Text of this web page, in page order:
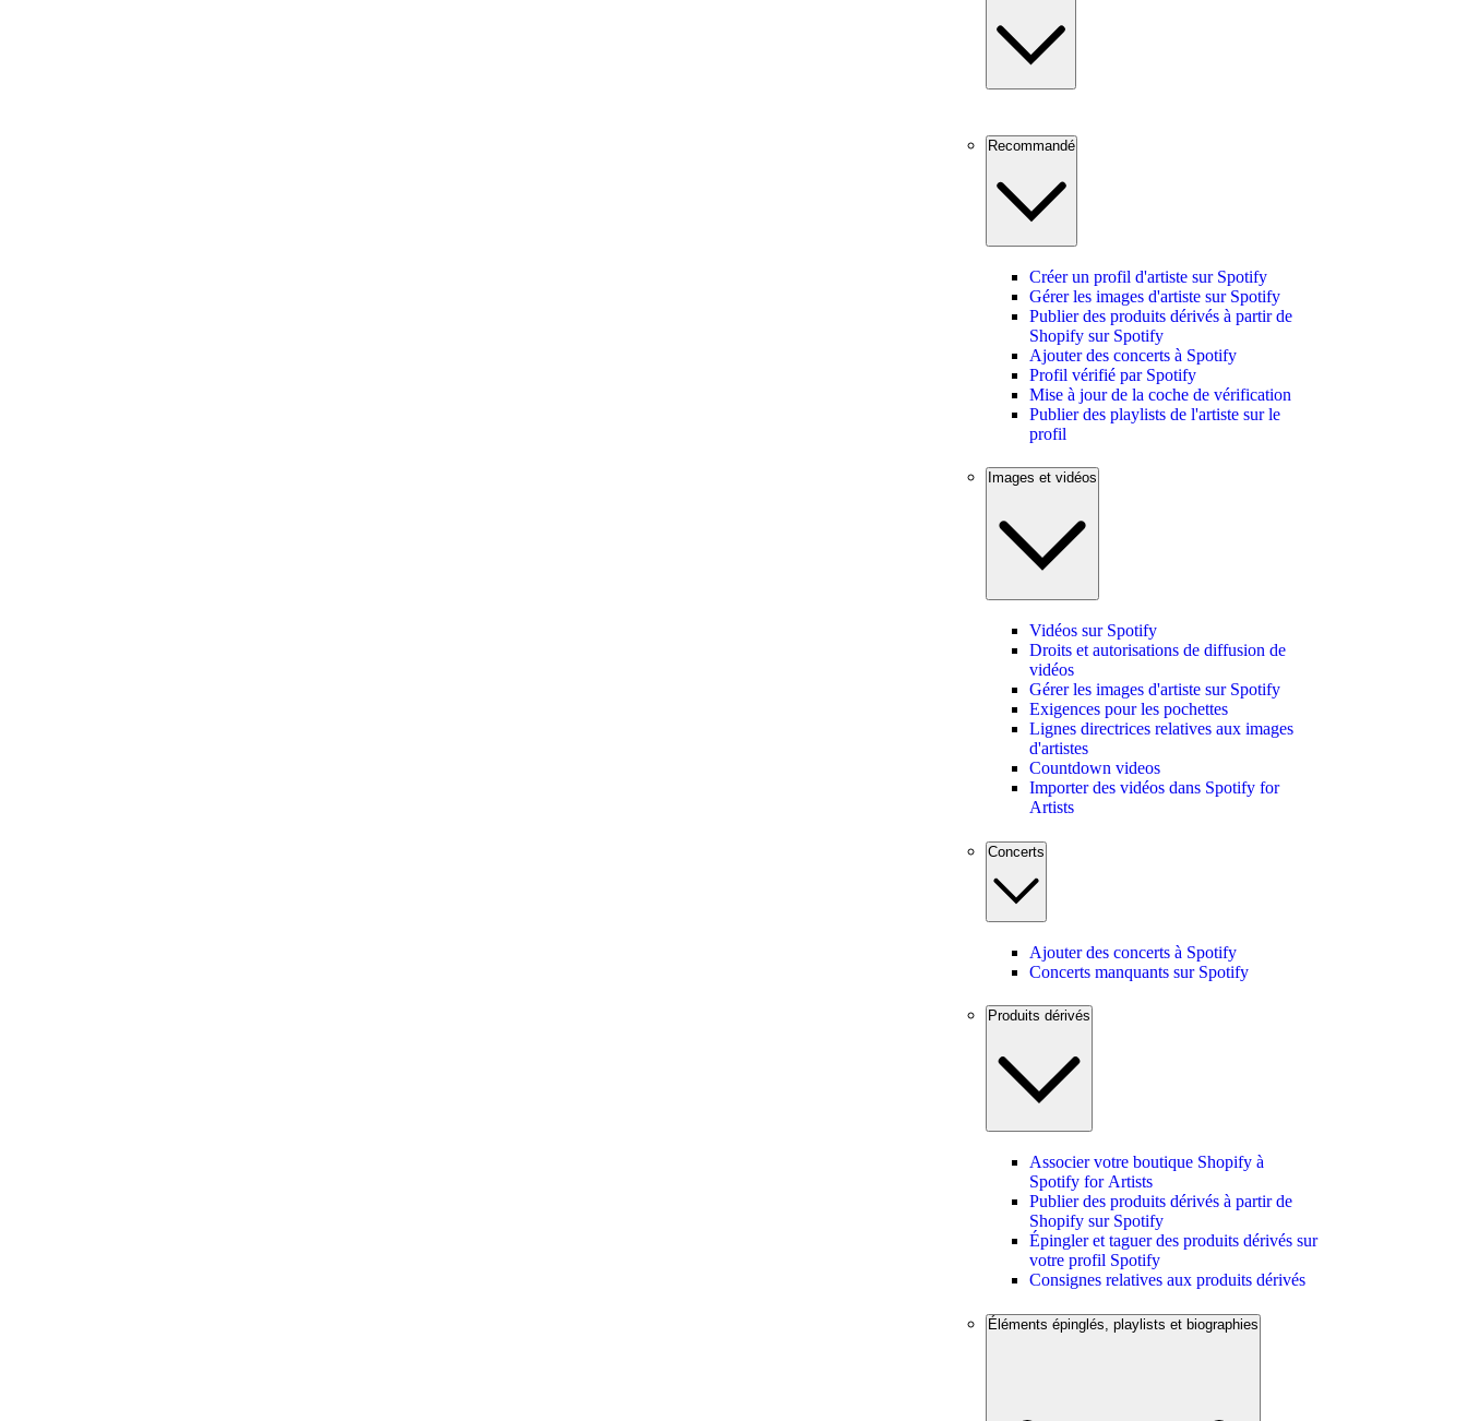
Recommandé
Créer un profil d'artiste sur Spotify
Gérer les images d'artiste sur Spotify
Publier des produits dérivés à partir de
Shopify sur Spotify
Ajouter des concerts à Spotify
Profil vérifié par Spotify
Mise à jour de la coche de vérification
Publier des playlists de l'artiste sur le
profil
Images et vidéos
Vidéos sur Spotify
Droits et autorisations de diffusion de
vidéos
Gérer les images d'artiste sur Spotify
Exigences pour les pochettes
Lignes directrices relatives aux images
d'artistes
Countdown videos
Importer des vidéos dans Spotify for
Artists
Concerts
Ajouter des concerts à Spotify
Concerts manquants sur Spotify
Produits dérivés
Associer votre boutique Shopify à
Spotify for Artists
Publier des produits dérivés à partir de
Shopify sur Spotify
Épingler et taguer des produits dérivés sur
votre profil Spotify
Consignes relatives aux produits dérivés
Éléments épinglés, playlists et biographies